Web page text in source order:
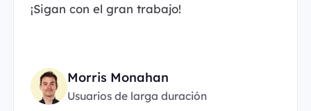
¡Sigan con el gran trabajo!
Morris Monahan
Usuarios de larga duración